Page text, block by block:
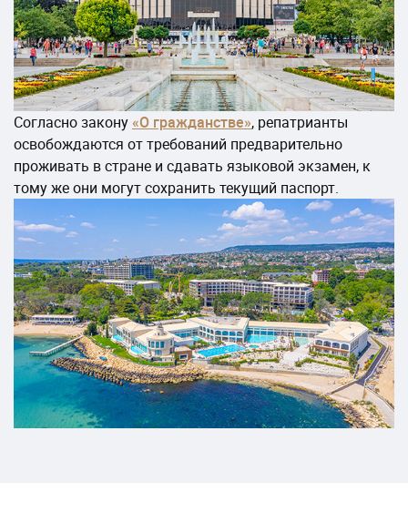
Согласно закону «О гражданстве», репатрианты
освобождаются от требований предварительно
проживать в стране и сдавать языковой экзамен, к
тому же они могут сохранить текущий паспорт.